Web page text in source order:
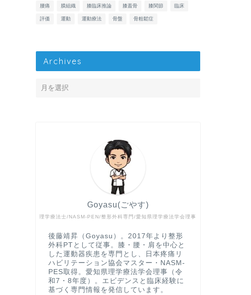
腰痛 膜組織 膝臨床推論 膝蓋骨 膝関節 臨床
評価 運動 運動療法 骨盤 骨粗鬆症
Archives
理学療法士/NASM-PEN/整形外科専門/愛知県理学療法学会理事
Goyasu(ごやす)
後藤靖昇（Goyasu）。2017年より整形
外科PTとして従事。膝・腰・肩を中心と
した運動器疾患を専門とし、日本疼痛リ
ハビリテーション協会マスター・NASM-
PES取得。愛知県理学療法学会理事（令
和7・8年度）。エビデンスと臨床経験に
基づく専門情報を発信しています。